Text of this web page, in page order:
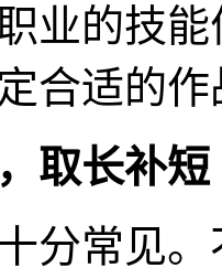
业的技
合适的
取长补短
分常见